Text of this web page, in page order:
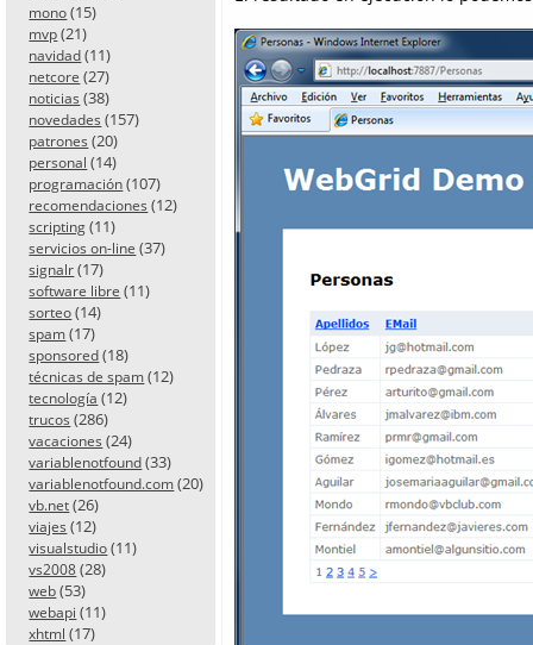
mono (15)
mvp (21)
navidad (11)
netcore (27)
noticias (38)
novedades (157)
patrones (20)
personal (14)
programación (107)
recomendaciones (12)
scripting (11)
servicios on-line (37)
signalr (17)
software libre (11)
sorteo (14)
spam (17)
sponsored (18)
técnicas de spam (12)
tecnología (12)
trucos (286)
vacaciones (24)
variablenotfound (33)
variablenotfound.com (20)
vb.net (26)
viajes (12)
visualstudio (11)
vs2008 (28)
web (53)
webapi (11)
xhtml (17)